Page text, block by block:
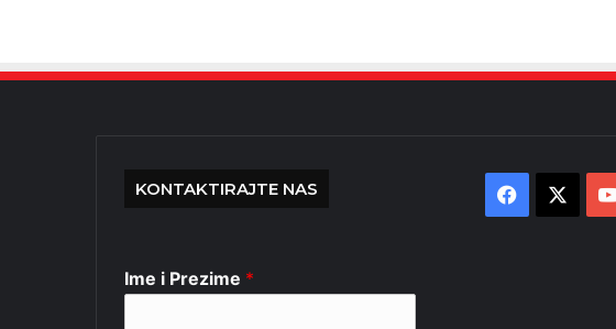
KONTAKTIRAJTE NAS
Ime i Prezime *
Facebook